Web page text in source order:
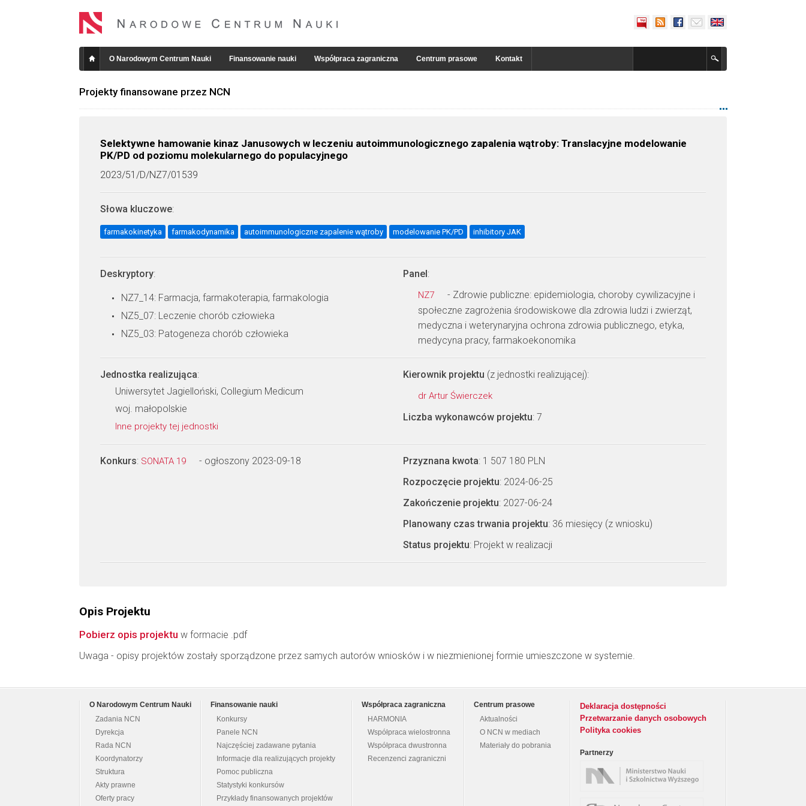
O Narodowym Centrum Nauki Finansowanie nauki Współpraca zagraniczna Centrum prasowe Kontakt
Projekty finansowane przez NCN
Selektywne hamowanie kinaz Janusowych w leczeniu autoimmunologicznego zapalenia wątroby: Translacyjne modelowanie
PK/PD od poziomu molekularnego do populacyjnego
2023/51/D/NZ7/01539
Słowa kluczowe:
farmakokinetyka farmakodynamika autoimmunologiczne zapalenie wątroby modelowanie PK/PD inhibitory JAK
Deskryptory:
NZ7_14: Farmacja, farmakoterapia, farmakologia
NZ5_07: Leczenie chorób człowieka
NZ5_03: Patogeneza chorób człowieka
Panel:
NZ7
- Zdrowie publiczne: epidemiologia, choroby cywilizacyjne i
społeczne zagrożenia środowiskowe dla zdrowia ludzi i zwierząt,
medyczna i weterynaryjna ochrona zdrowia publicznego, etyka,
medycyna pracy, farmakoekonomika
Jednostka realizująca:
Uniwersytet Jagielloński, Collegium Medicum
woj. małopolskie
Inne projekty tej jednostki
Kierownik projektu (z jednostki realizującej):
dr Artur Świerczek
Liczba wykonawców projektu: 7
Konkurs: SONATA 19 - ogłoszony 2023-09-18 Przyznana kwota: 1 507 180 PLN
Rozpoczęcie projektu: 2024-06-25
Zakończenie projektu: 2027-06-24
Planowany czas trwania projektu: 36 miesięcy (z wniosku)
Status projektu: Projekt w realizacji
Opis Projektu
Pobierz opis projektu w formacie .pdf
Uwaga - opisy projektów zostały sporządzone przez samych autorów wniosków i w niezmienionej formie umieszczone w systemie.
O Narodowym Centrum Nauki
Zadania NCN
Dyrekcja
Rada NCN
Koordynatorzy
Struktura
Akty prawne
Oferty pracy
Finansowanie nauki
Konkursy
Panele NCN
Najczęściej zadawane pytania
Informacje dla realizujących projekty
Pomoc publiczna
Statystyki konkursów
Przykłady finansowanych projektów
Współpraca zagraniczna
HARMONIA
Współpraca wielostronna
Współpraca dwustronna
Recenzenci zagraniczni
Centrum prasowe
Aktualności
O NCN w mediach
Materiały do pobrania
Deklaracja dostępności
Przetwarzanie danych osobowych
Polityka cookies
Partnerzy